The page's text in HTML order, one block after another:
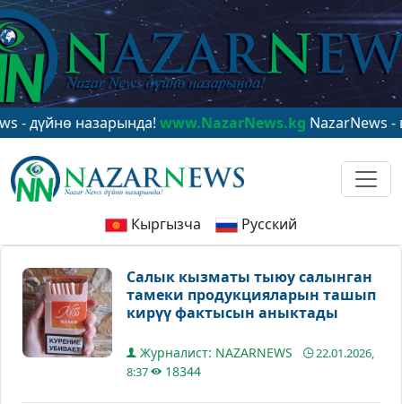
назарында!www.NazarNews.kgNazarNews - в
Кыргызча Русский
Салык кызматы тыюу салынган
тамеки продукцияларын ташып
кирүү фактысын аныктады
Журналист: NAZARNEWS
22.01.2026,
8:37
18344